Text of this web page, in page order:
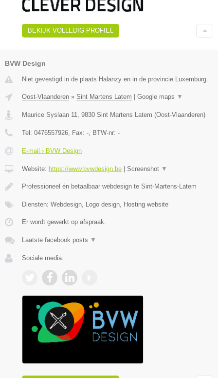
BEKIJK VOLLEDIG PROFIEL
BVW Design
Niet gevestigd in de plaats Halanzy en in de provincie Luxemburg.
Oost-Vlaanderen » Sint Martens Latem Google maps ▼
Maurice Syslaan 11, 9830 Sint Martens Latem (Oost-Vlaanderen)
Tel: 0476557926, Fax: -, BTW-nr: -
E-mail › BVW Design
Website: https://www.bvwdesign.be Screenshot ▼
Professioneel én betaalbaar webdesign te Sint-Martens-Latem
Diensten: Webdesign, Logo design, Hosting website
Er wordt gewerkt op afspraak.
Laatste facebook posts ▼
Sociale media: